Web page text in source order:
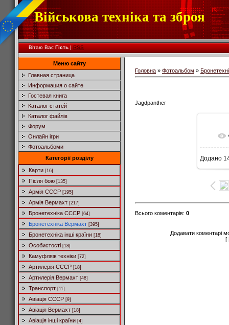
Військова техніка та зброя
Вітаю Вас Гість|RSS
Меню сайту
Главная страница
Информация о сайте
Гостевая книга
Каталог статей
Каталог файлів
Форум
Онлайн ігри
Фотоальбоми
Категорії розділу
Карти [16]
Після бою [135]
Армія СССР [195]
Армія Вермахт [217]
Бронетехніка СССР [64]
Бронетехніка Вермахт [395]
Бронетехніка інші країни [18]
Особистості [18]
Камуфляж техніки [72]
Артилерія СССР [18]
Артилерія Вермахт [48]
Транспорт [11]
Авіація СССР [9]
Авіація Вермахт [18]
Авіація інші країни [4]
Головна » Фотоальбом »
Jagdpanther
Додано
Всього коментарів: 0
Додавати коментарі
[